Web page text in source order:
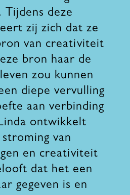
Tijdens deze
zij zich dat ze
van creativiteit
bron haar de
zou kunnen
diepe vervulling
aan verbinding
ontwikkelt
van
en creativiteit
dat het een
gegeven is en